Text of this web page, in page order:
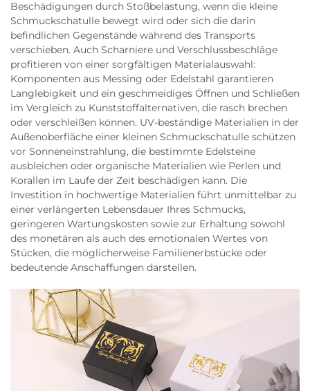
Beschädigungen durch Stoßbelastung, wenn die kleine
Schmuckschatulle bewegt wird oder sich die darin
befindlichen Gegenstände während des Transports
verschieben. Auch Scharniere und Verschlussbeschläge
profitieren von einer sorgfältigen Materialauswahl:
Komponenten aus Messing oder Edelstahl garantieren
Langlebigkeit und ein geschmeidiges Öffnen und Schließen
im Vergleich zu Kunststoffalternativen, die rasch brechen
oder verschleißen können. UV-beständige Materialien in der
Außenoberfläche einer kleinen Schmuckschatulle schützen
vor Sonneneinstrahlung, die bestimmte Edelsteine
ausbleichen oder organische Materialien wie Perlen und
Korallen im Laufe der Zeit beschädigen kann. Die
Investition in hochwertige Materialien führt unmittelbar zu
einer verlängerten Lebensdauer Ihres Schmucks,
geringeren Wartungskosten sowie zur Erhaltung sowohl
des monetären als auch des emotionalen Wertes von
Stücken, die möglicherweise Familienerbstücke oder
bedeutende Anschaffungen darstellen.